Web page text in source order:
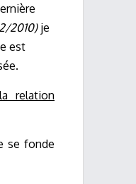
2010)je
est
relation
se fonde